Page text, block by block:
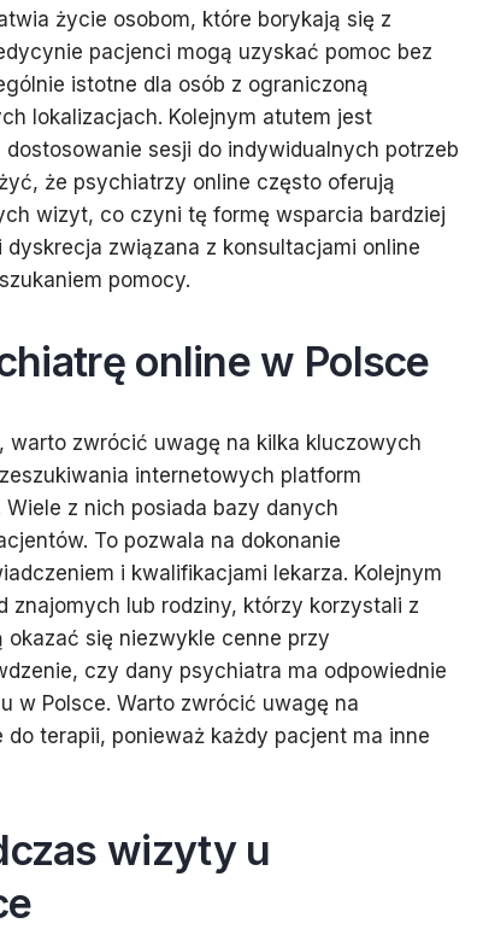
życie osobom, które borykają się z
pacjenci mogą uzyskać pomoc bez
istotne dla osób z ograniczoną
lokalizacjach. Kolejnym atutem jest
sesji do indywidualnych potrzeb
że psychiatrzy online często oferują
wizyt, co czyni tę formę wsparcia bardziej
związana z konsultacjami online
pomocy.
online w Polsce
warto zwrócić uwagę na kilka kluczowych
internetowych platform
z nich posiada bazy danych
To pozwala na dokonanie
i kwalifikacjami lekarza. Kolejnym
znajomych lub rodziny, którzy korzystali z
okazać się niezwykle cenne przy
czy dany psychiatra ma odpowiednie
w Polsce. Warto zwrócić uwagę na
terapii, ponieważ każdy pacjent ma inne
wizyty u